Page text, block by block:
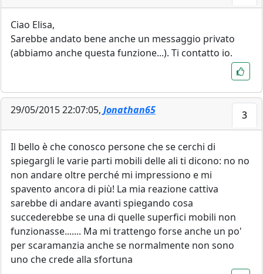
Ciao Elisa,
Sarebbe andato bene anche un messaggio privato
(abbiamo anche questa funzione...). Ti contatto io.
29/05/2015 22:07:05, Jonathan65 3
Il bello è che conosco persone che se cerchi di
spiegargli le varie parti mobili delle ali ti dicono: no no
non andare oltre perché mi impressiono e mi
spavento ancora di più! La mia reazione cattiva
sarebbe di andare avanti spiegando cosa
succederebbe se una di quelle superfici mobili non
funzionasse....... Ma mi trattengo forse anche un po'
per scaramanzia anche se normalmente non sono
uno che crede alla sfortuna